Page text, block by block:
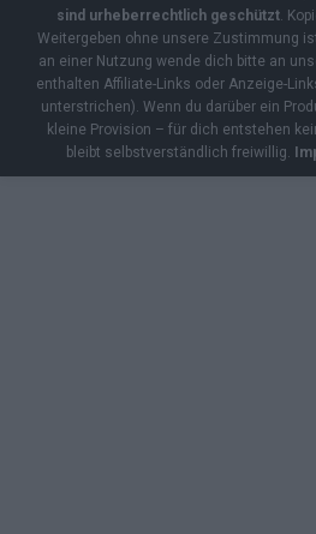
sind urheberrechtlich geschützt .
Weitergeben ohne unsere Zustimmung
an einer Nutzung wende dich bitte an
enthalten Affiliate-Links oder Anzeige-
unterstrichen). Wenn du darüber ein
kleine Provision – für dich entstehen
bleibt selbstverständlich freiwillig.